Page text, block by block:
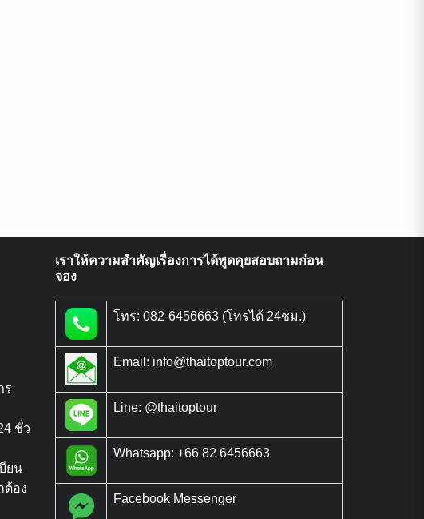
ร
ชั่ว
ยน
ต้อง
เราให้ความสำคัญเรื่องการได้พูดคุยสอบถามก่อน
จอง
โทร: 082-6456663 (โทรได้ 24ชม.)
Email: info@thaitoptour.com
Line: @thaitoptour
Whatsapp: +66 82 6456663
Facebook Messenger